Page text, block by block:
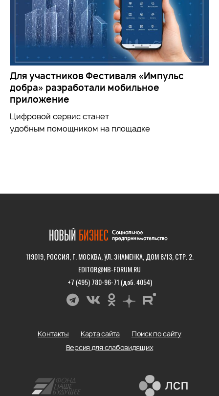
Для участников Фестиваля «Импульс
добра» разработали мобильное
приложение
Цифровой сервис станет
удобным помощником на площадке
119019, РОССИЯ, Г. МОСКВА, УЛ. ЗНАМЕНКА, ДОМ 8/13, СТР. 2.
EDITOR@NB-FORUM.RU
+7 (495) 780-96-71 (доб. 4054)
Контакты Карта сайта
Поиск по сайту
Версия для слабовидящих